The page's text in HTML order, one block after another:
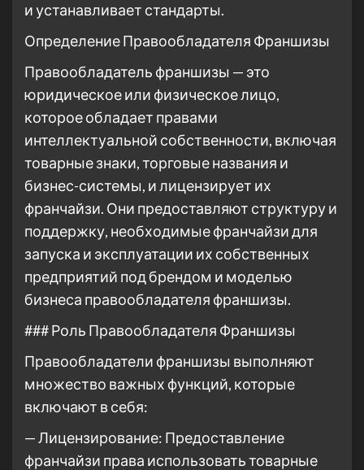
и устанавливает стандарты.
Определение Правообладателя Франшизы
Правообладатель франшизы — это
юридическое или физическое лицо,
которое обладает правами
интеллектуальной собственности, включая
товарные знаки, торговые названия и
бизнес-системы, и лицензирует их
франчайзи. Они предоставляют структуру и
поддержку, необходимые франчайзи для
запуска и эксплуатации их собственных
предприятий под брендом и моделью
бизнеса правообладателя франшизы.
### Роль Правообладателя Франшизы
Правообладатели франшизы выполняют
множество важных функций, которые
включают в себя:
— Лицензирование: Предоставление
франчайзи права использовать товарные